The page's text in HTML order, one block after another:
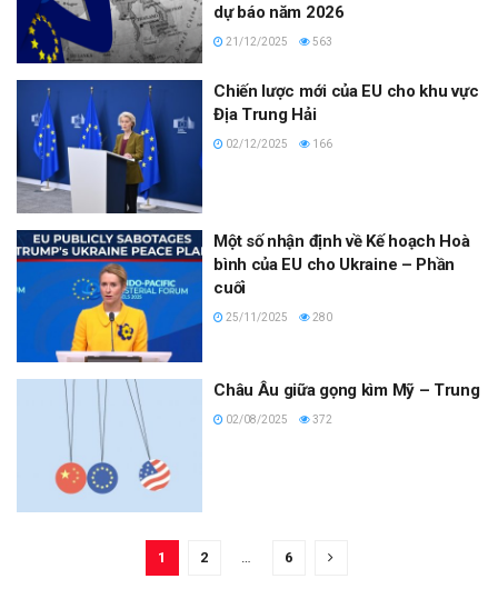
dự báo năm 2026
21/12/2025 563
Chiến lược mới của EU cho khu vực
Địa Trung Hải
02/12/2025 166
Một số nhận định về Kế hoạch Hoà
bình của EU cho Ukraine – Phần
cuối
25/11/2025 280
Châu Âu giữa gọng kìm Mỹ – Trung
02/08/2025 372
1 2 6